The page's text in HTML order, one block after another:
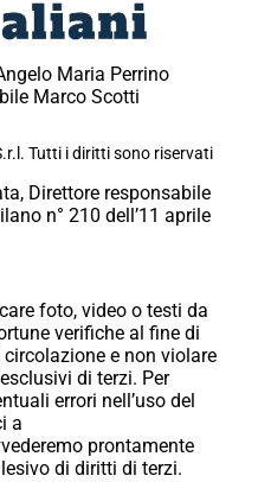
Maria Perrino
Marco Scotti
Tutti i diritti sono riservati
Direttore responsabile
n° 210 dell’11 aprile
foto, video o testi da
verifiche al fine di
e non violare
di terzi. Per
errori nell’uso del
a
prontamente
di diritti di terzi.